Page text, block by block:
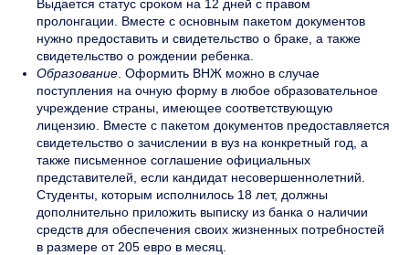
Выдается статус сроком на 12 дней с правом
пролонгации. Вместе с основным пакетом документов
нужно предоставить и свидетельство о браке, а также
свидетельство о рождении ребенка.
Образование . Оформить ВНЖ можно в случае
поступления на очную форму в любое образовательное
учреждение страны, имеющее соответствующую
лицензию. Вместе с пакетом документов предоставляется
свидетельство о зачислении в вуз на конкретный год, а
также письменное соглашение официальных
представителей, если кандидат несовершеннолетний.
Студенты, которым исполнилось 18 лет, должны
дополнительно приложить выписку из банка о наличии
средств для обеспечения своих жизненных потребностей
в размере от 205 евро в месяц.